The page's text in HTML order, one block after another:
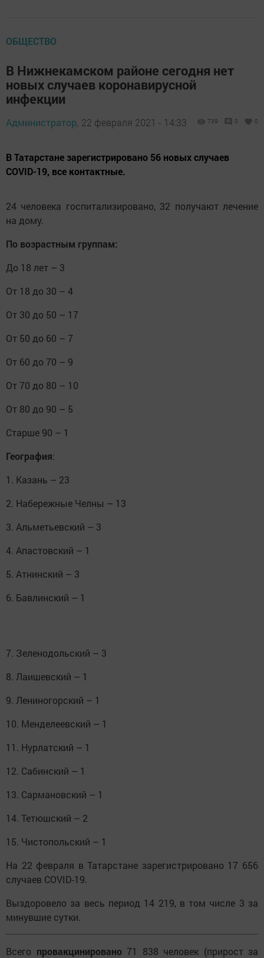
ОБЩЕСТВО
В Нижнекамском районе сегодня нет
новых случаев коронавирусной
инфекции
Администратор, 22 февраля 2021 - 14:33 739 0 0
В Татарстане зарегистрировано 56 новых случаев
COVID-19, все контактные.
24 человека госпитализировано, 32 получают лечение
на дому.
По возрастным группам:
До 18 лет – 3
От 18 до 30 – 4
От 30 до 50 – 17
От 50 до 60 – 7
От 60 до 70 – 9
От 70 до 80 – 10
От 80 до 90 – 5
Старше 90 – 1
География:
1. Казань – 23
2. Набережные Челны – 13
3. Альметьевский – 3
4. Апастовский – 1
5. Атнинский – 3
6. Бавлинский – 1
7. Зеленодольский – 3
8. Лаишевский – 1
9. Лениногорский – 1
10. Менделеевский – 1
11. Нурлатский – 1
12. Сабинский – 1
13. Сармановский – 1
14. Тетюшский – 2
15. Чистопольский – 1
На 22 февраля в Татарстане зарегистрировано 17 656
случаев COVID-19.
Выздоровело за весь период 14 219, в том числе 3 за
минувшие сутки.
Всего провакцинировано71 838 человек (прирост за